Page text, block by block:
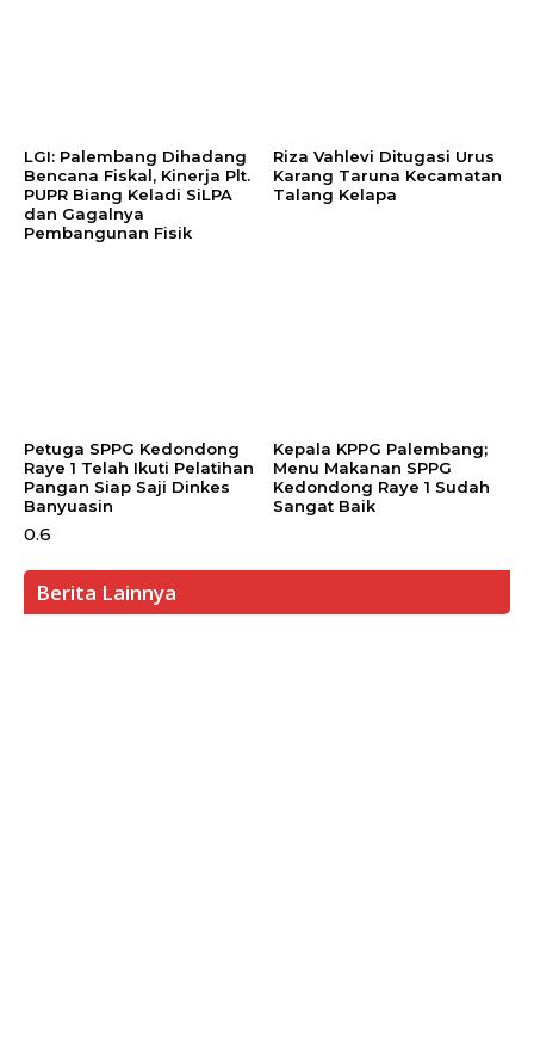
LGI: Palembang Dihadang
Bencana Fiskal, Kinerja Plt.
PUPR Biang Keladi SiLPA
dan Gagalnya
Pembangunan Fisik
Riza Vahlevi Ditugasi Urus
Karang Taruna Kecamatan
Talang Kelapa
Petuga SPPG Kedondong
Raye 1 Telah Ikuti Pelatihan
Pangan Siap Saji Dinkes
Banyuasin
Kepala KPPG Palembang;
Menu Makanan SPPG
Kedondong Raye 1 Sudah
Sangat Baik
Berita Lainnya